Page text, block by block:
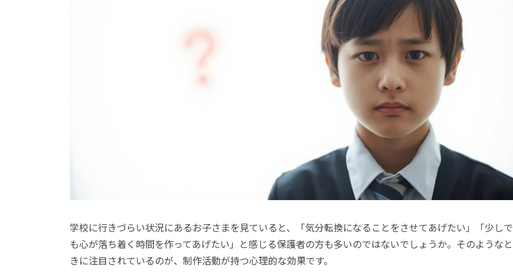
学校に行きづらい状況にあるお子さまを見ていると、「気分転換になることをさせてあげたい」「少しで
も心が落ち着く時間を作ってあげたい」と感じる保護者の方も多いのではないでしょうか。そのようなと
きに注目されているのが、制作活動が持つ心理的な効果です。